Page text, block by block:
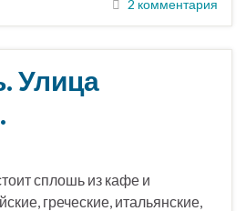
2 комментария
Улица
сплошь из кафе и
греческие, итальянские,